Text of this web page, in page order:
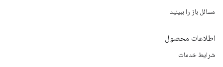
مسائل باز را ببینید
اطلاعات محصول
شرایط خدمات